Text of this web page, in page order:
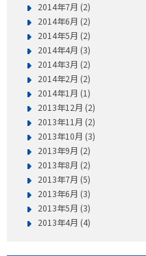
2014年7月 (2)
2014年6月 (2)
2014年5月 (2)
2014年4月 (3)
2014年3月 (2)
2014年2月 (2)
2014年1月 (1)
2013年12月 (2)
2013年11月 (2)
2013年10月 (3)
2013年9月 (2)
2013年8月 (2)
2013年7月 (5)
2013年6月 (3)
2013年5月 (3)
2013年4月 (4)